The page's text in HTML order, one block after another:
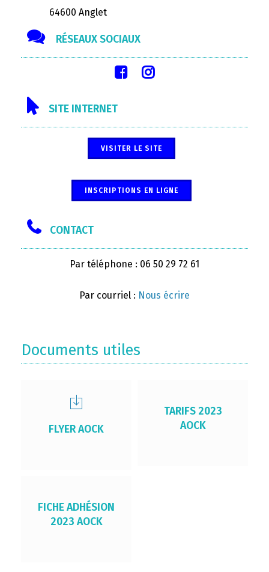
64600 Anglet
RÉSEAUX SOCIAUX
SITE INTERNET
VISITER LE SITE
INSCRIPTIONS EN LIGNE
CONTACT
Par téléphone : 06 50 29 72 61
Par courriel : Nous écrire
Documents utiles
FLYER AOCK
TARIFS 2023
AOCK
FICHE ADHÉSION
2023 AOCK